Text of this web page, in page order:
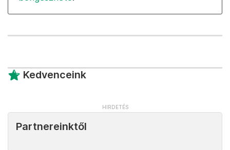
voltak a győzelmükben: hogy miként vallottak
kormánypárti tüntetésről készült videóból
szavazói.
második fordulójáról is a helyszínről
tudósítanak a hétvégén munkatársaink. A
török választásokról szóló összes cikkünk